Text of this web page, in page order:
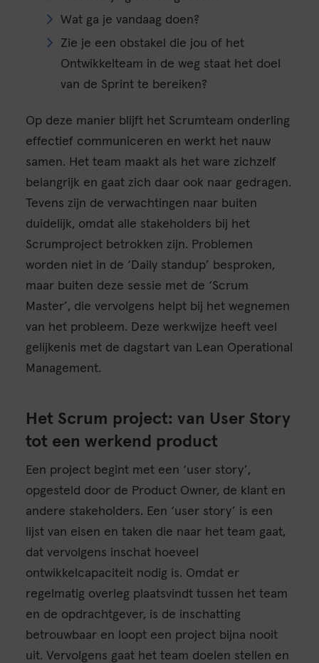
Wat ga je vandaag doen?
Zie je een obstakel die jou of het
Ontwikkelteam in de weg staat het doel
van de Sprint te bereiken?
Op deze manier blijft het Scrumteam onderling
effectief communiceren en werkt het nauw
samen. Het team maakt als het ware zichzelf
belangrijk en gaat zich daar ook naar gedragen.
Tevens zijn de verwachtingen naar buiten
duidelijk, omdat alle stakeholders bij het
Scrumproject betrokken zijn. Problemen
worden niet in de ‘Daily standup’ besproken,
maar buiten deze sessie met de ‘Scrum
Master’, die vervolgens helpt bij het wegnemen
van het probleem. Deze werkwijze heeft veel
gelijkenis met de dagstart van Lean Operational
Management.
Het Scrum project: van User Story
tot een werkend product
Een project begint met een ‘user story’,
opgesteld door de Product Owner, de klant en
andere stakeholders. Een ‘user story’ is een
lijst van eisen en taken die naar het team gaat,
dat vervolgens inschat hoeveel
ontwikkelcapaciteit nodig is. Omdat er
regelmatig overleg plaatsvindt tussen het team
en de opdrachtgever, is de inschatting
betrouwbaar en loopt een project bijna nooit
uit. Vervolgens gaat het team doelen stellen en